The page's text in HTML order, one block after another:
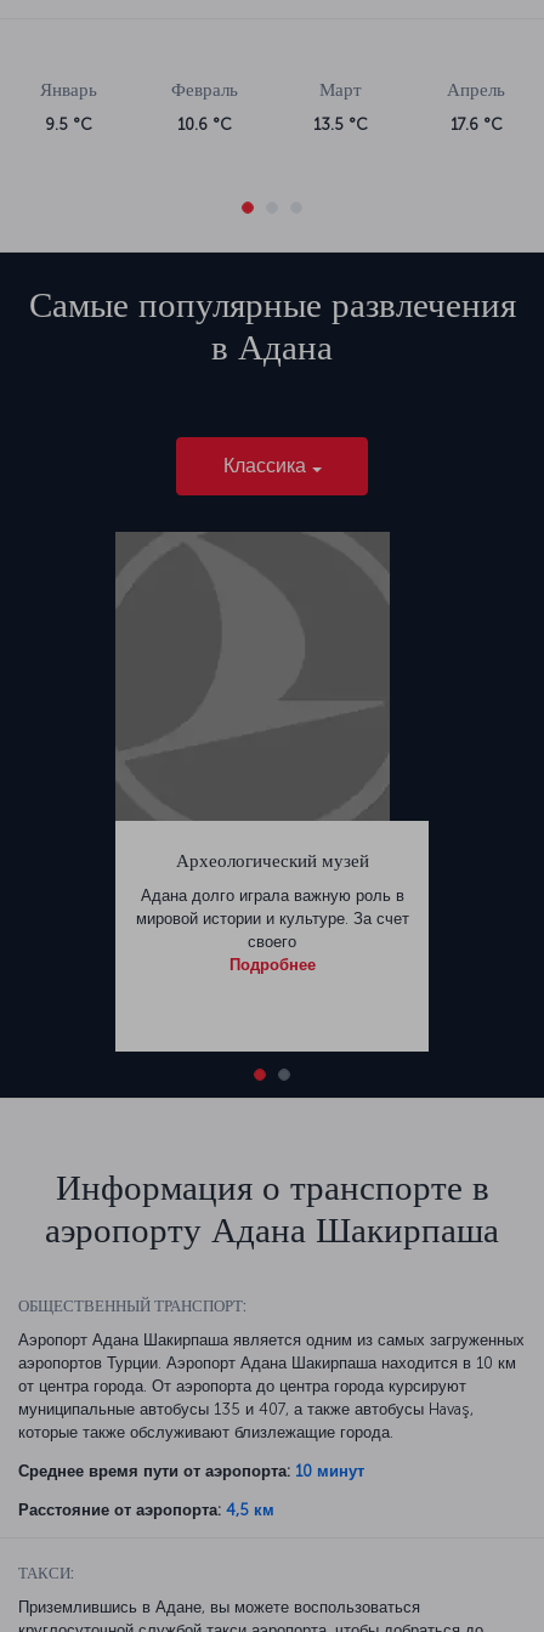
Январь
9.5 °C
Февраль
10.6 °C
Март
13.5 °C
Апрель
17.6 °C
Самые популярные развлечения
в Адана
Классика
Археологический музей
Адана долго играла важную роль в
мировой истории и культуре. За счет
своего
Подробнее
Информация о транспорте в
аэропорту Адана Шакирпаша
ОБЩЕСТВЕННЫЙ ТРАНСПОРТ:
Аэропорт Адана Шакирпаша является одним из самых загруженных
аэропортов Турции. Аэропорт Адана Шакирпаша находится в 10 км
от центра города. От аэропорта до центра города курсируют
муниципальные автобусы 135 и 407, а также автобусы Havaş,
которые также обслуживают близлежащие города.
Среднее время пути от аэропорта: 10 минут
Расстояние от аэропорта: 4,5 км
ТАКСИ:
Приземлившись в Адане, вы можете воспользоваться